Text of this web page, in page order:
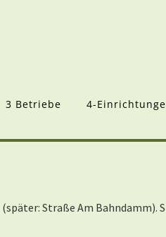
3 Betriebe 4-
(später: Straße Am Bahndamm).